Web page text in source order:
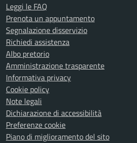
Leggi le FAQ
Prenota un appuntamento
Segnalazione disservizio
Richiedi assistenza
Albo pretorio
Amministrazione trasparente
Informativa privacy
Cookie policy
Note legali
Dichiarazione di accessibilità
Preferenze cookie
Piano di miglioramento del sito